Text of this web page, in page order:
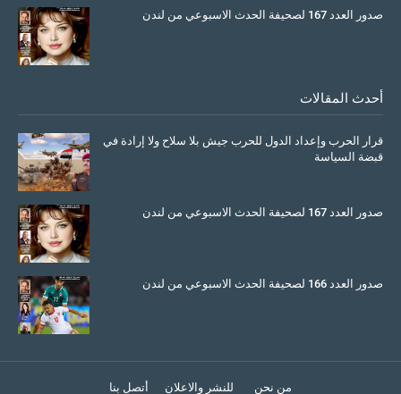
صدور العدد 167 لصحيفة الحدث الاسبوعي من لندن
أحدث المقالات
قرار الحرب وإعداد الدول للحرب جيش بلا سلاح ولا إرادة في
قبضة السياسة
صدور العدد 167 لصحيفة الحدث الاسبوعي من لندن
صدور العدد 166 لصحيفة الحدث الاسبوعي من لندن
من نحن للنشر والاعلان أتصل بنا